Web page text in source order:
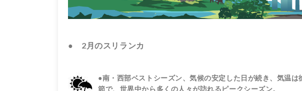
● 2月のスリランカ
●南・西部ベストシーズン、気候の安定した日が続き、気温
節で、世界中から多くの人々が訪れるピークシーズン。